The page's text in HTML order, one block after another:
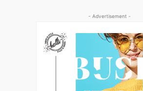
- Advertisement -